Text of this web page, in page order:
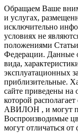
Обращаем Ваше
и услугах,
исключительно
условиях не
положениями
Федерации. Данные
вида,
эксплуатационных
приблизительные.
сайте приведены на
которой
АВИЛОН , и могут
Воспроизводимые
могут отличаться